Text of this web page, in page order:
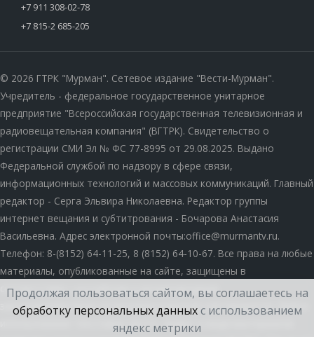
+7 911 308-02-78
+7 815-2 685-205
© 2026 ГТРК "Мурман". Сетевое издание "Вести-Мурман".
Учредитель - федеральное государственное унитарное
предприятие "Всероссийская государственная телевизионная и
радиовещательная компания" (ВГТРК). Свидетельство о
регистрации СМИ Эл № ФС 77-8995 от 29.08.2025. Выдано
Федеральной службой по надзору в сфере связи,
информационных технологий и массовых коммуникаций. Главный
редактор - Серга Эльвира Николаевна. Редактор группы
интернет вещания и субтитрования - Бочарова Анастасия
Васильевна. Адрес электронной почты:office@murmantv.ru.
Телефон: 8-(8152) 64-11-25, 8 (8152) 64-10-67. Все права на любые
материалы, опубликованные на сайте, защищены в
соответствии с российским и международным
законодательством об интеллектуальной собственности. Любое
использование текстовых, фото-, аудио- и видеоматериалов
Продолжая пользоваться сайтом, вы соглашаетесь на
обработку персональных данныхс использованием
яндекс метрики